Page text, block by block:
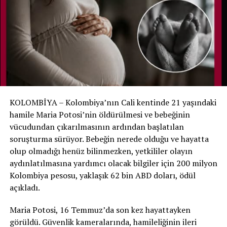
fark etti. Görevlinin anlatımına göre bebek daha sonra
öksürmeye ve nefes almaya çalışır gibi sesler çıkarmaya
başladı.
Bunun üzerine hastane ekibine hemen haber verildi.
Noah yeniden muayene edildi ve yaşam belirtilerinin
bulunduğu belirlenerek yenidoğan yoğun bakımına geri
alındı.
Aile hastaneyi suçlamıyor
Hastane, ölüm tespitinde gerekli tıbbi ve yasal
prosedürlerin uygulandığını ve mevcut bulgular ışığında
bir ihmal tespit edilmediğini açıkladı. Noah’ın annesi de
hastane personelinin oğlunu kurtarmak için yoğun çaba
gösterdiğini belirterek sağlık ekibini suçlamadıklarını
söyledi.
Noah daha sonra tedavisinin devamı için Bauru’daki São
KOLOMBİYA – Kolombiya’nın Cali kentinde 21 yaşındaki
hamile Maria Potosi’nin öldürülmesi ve bebeğinin
vücudundan çıkarılmasının ardından başlatılan
soruşturma sürüyor. Bebeğin nerede olduğu ve hayatta
olup olmadığı henüz bilinmezken, yetkililer olayın
aydınlatılmasına yardımcı olacak bilgiler için 200 milyon
Kolombiya pesosu, yaklaşık 62 bin ABD doları, ödül
açıkladı.
Maria Potosi, 16 Temmuz’da son kez hayattayken
görüldü. Güvenlik kameralarında, hamileliğinin ileri